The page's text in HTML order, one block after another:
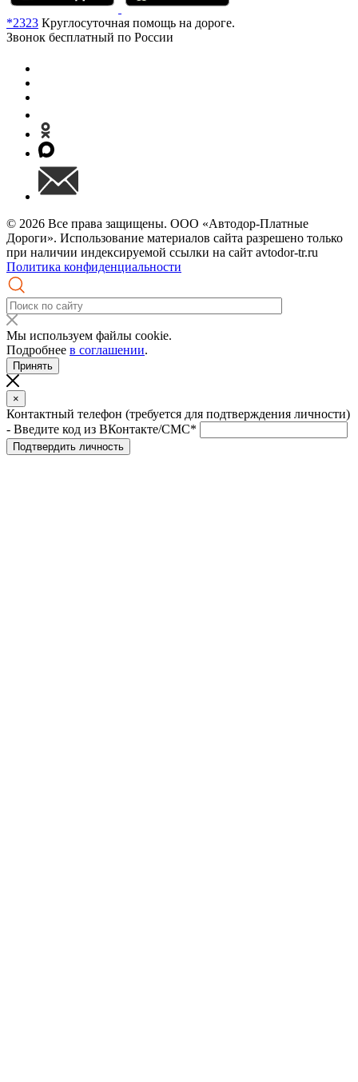
*2323 Круглосуточная помощь на дороге.
Звонок бесплатный по России
© 2026 Все права защищены. ООО «Автодор-Платные
Дороги». Использование материалов сайта разрешено только
при наличии индексируемой ссылки на сайт avtodor-tr.ru
Политика конфиденциальности
Мы используем файлы cookie.
Подробнее в соглашении.
Принять
×
Контактный телефон (требуется для подтверждения личности)
- Введите код из ВКонтакте/СМС*
Подтвердить личность